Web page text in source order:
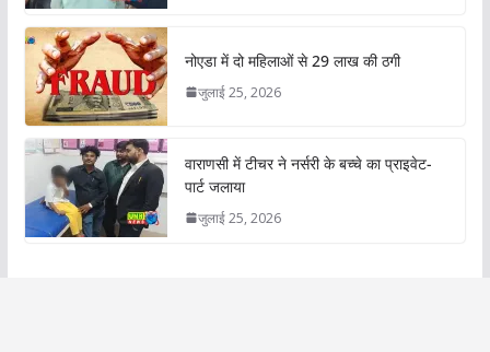
नोएडा में दो महिलाओं से 29 लाख की ठगी
जुलाई 25, 2026
वाराणसी में टीचर ने नर्सरी के बच्चे का प्राइवेट-
पार्ट जलाया
जुलाई 25, 2026